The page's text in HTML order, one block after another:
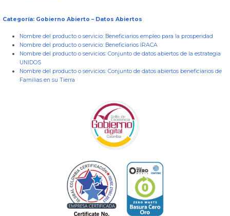
Categoría: Gobierno Abierto – Datos Abiertos
Nombre del producto o servicio: Beneficiarios empleo para la prosperidad
Nombre del producto o servicio: Beneficiarios IRACA
Nombre del producto o servicios: Conjunto de datos abiertos de la estrategia
UNIDOS
Nombre del producto o servicios: Conjunto de datos abiertos beneficiarios de
Familias en su Tierra